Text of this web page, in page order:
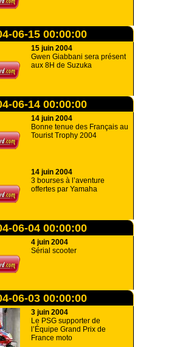
06-15 00:00:00
15 juin 2004
Gwen Giabbani sera présent
aux 8H de Suzuka
06-14 00:00:00
14 juin 2004
Bonne tenue des Français au
Tourist Trophy 2004
14 juin 2004
3 bourses à l’aventure
offertes par Yamaha
06-04 00:00:00
4 juin 2004
Sérial scooter
06-03 00:00:00
3 juin 2004
Le PSG supporter de
l’Équipe Grand Prix de
France moto